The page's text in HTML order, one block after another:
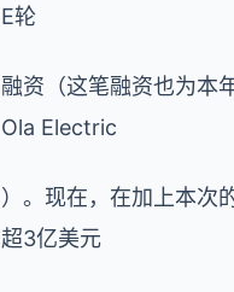
E轮
融资（这笔融资也为本
Ola Electric
）。现在，在加上本次
超3亿美元